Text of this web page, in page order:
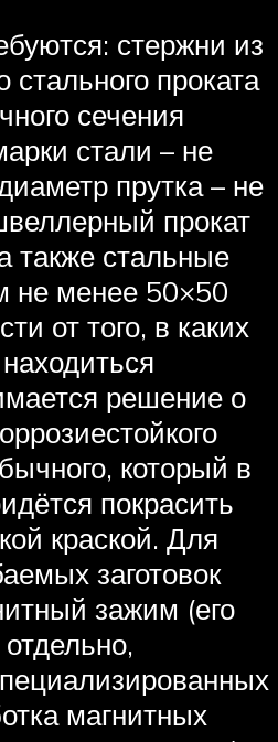
стержни из
стального проката
сечения
стали – не
прутка – не
прокат
стальные
не менее 50×50
от того, в каких
решение о
который в
покрасить
краской. Для
заготовок
зажим (его
магнитных